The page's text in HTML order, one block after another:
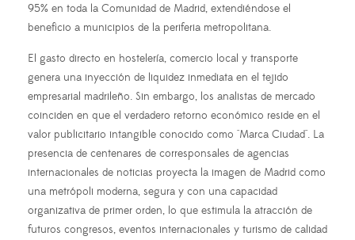
95% en toda la Comunidad de Madrid, extendiéndose el
beneficio a municipios de la periferia metropolitana.
El gasto directo en hostelería, comercio local y transporte
genera una inyección de liquidez inmediata en el tejido
empresarial madrileño. Sin embargo, los analistas de mercado
coinciden en que el verdadero retorno económico reside en el
valor publicitario intangible conocido como "Marca Ciudad". La
presencia de centenares de corresponsales de agencias
internacionales de noticias proyecta la imagen de Madrid como
una metrópoli moderna, segura y con una capacidad
organizativa de primer orden, lo que estimula la atracción de
futuros congresos, eventos internacionales y turismo de calidad